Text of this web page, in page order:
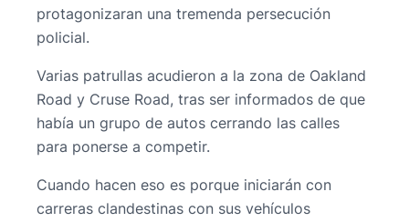
protagonizaran una tremenda persecución
policial.
Varias patrullas acudieron a la zona de Oakland
Road y Cruse Road, tras ser informados de que
había un grupo de autos cerrando las calles
para ponerse a competir.
Cuando hacen eso es porque iniciarán con
carreras clandestinas con sus vehículos